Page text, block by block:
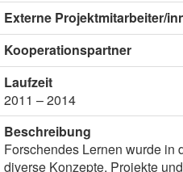
Externe Projektmitarbeiter/
Kooperationspartner
Laufzeit
2011 – 2014
Beschreibung
Forschendes Lernen wurde in
diverse Konzepte, Projekte